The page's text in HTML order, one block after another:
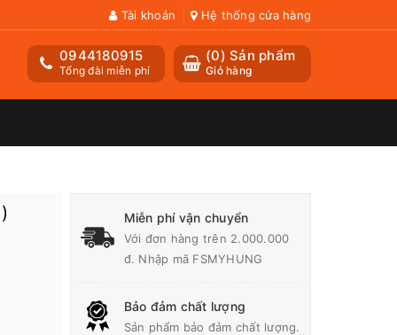
Tài khoản Hệ thống cửa hàng
(0) Sản phẩm
Giỏ hàng
0944180915
Tổng đài miễn phí
Miễn phí vận chuyển
Với đơn hàng trên 2.000.000
đ. Nhập mã FSMYHUNG
Bảo đảm chất lượng
Sản phẩm bảo đảm chất lượng.